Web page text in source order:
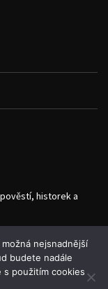
historek a
nejsnadnější
budete nadále
s použitím cookies